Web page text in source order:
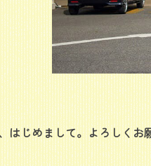
はじめまして。よろしく